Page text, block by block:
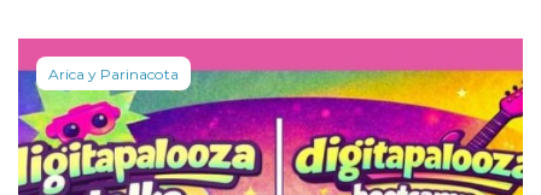
Arica y Parinacota